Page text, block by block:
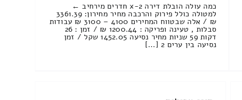
כמה עולה הובלת דירה 2-x חדרים מירחיב ←
למטולה כולל פירוק והרכבה מחיר מחירון: 3361.39
₪ / אלה שבטווח המחירים 4100 – 3100 ₪ עבודות
סבלות , טעינה ופריקה : 1200.44 ₪ / זמן : 26
דקות 59 שניות מחיר נסיעה 1452.05 שקל / זמן
נסיעה בין ערים 2 [...]